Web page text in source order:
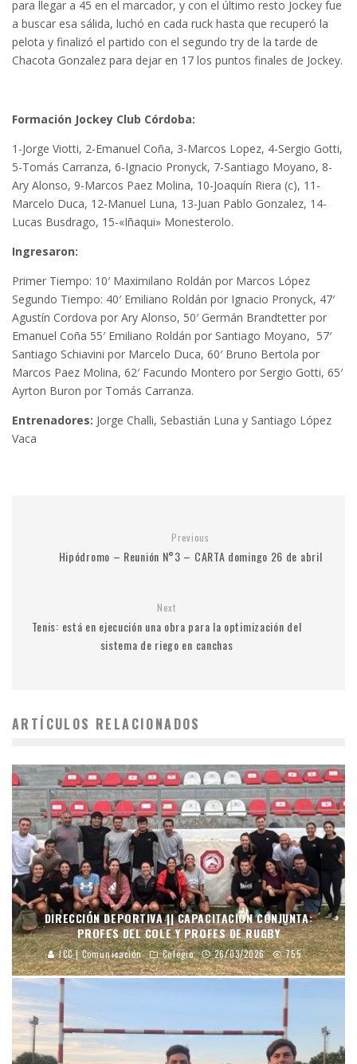
para llegar a 45 en el marcador, y con el último resto Jockey fue
a buscar esa sálida, luchó en cada ruck hasta que recuperó la
pelota y finalizó el partido con el segundo try de la tarde de
Chacota Gonzalez para dejar en 17 los puntos finales de Jockey.
Formación Jockey Club Córdoba:
1-Jorge Viotti, 2-Emanuel Coña, 3-Marcos Lopez, 4-Sergio Gotti,
5-Tomás Carranza, 6-Ignacio Pronyck, 7-Santiago Moyano, 8-
Ary Alonso, 9-Marcos Paez Molina, 10-Joaquín Riera (c), 11-
Marcelo Duca, 12-Manuel Luna, 13-Juan Pablo Gonzalez, 14-
Lucas Busdrago, 15-«Iñaqui» Monesterolo.
Ingresaron:
Primer Tiempo: 10′ Maximilano Roldán por Marcos López
Segundo Tiempo: 40′ Emiliano Roldán por Ignacio Pronyck, 47′
Agustín Cordova por Ary Alonso, 50′ Germán Brandtetter por
Emanuel Coña 55′ Emiliano Roldán por Santiago Moyano, 57′
Santiago Schiavini por Marcelo Duca, 60′ Bruno Bertola por
Marcos Paez Molina, 62′ Facundo Montero por Sergio Gotti, 65′
Ayrton Buron por Tomás Carranza.
Entrenadores: Jorge Challi, Sebastián Luna y Santiago López
Vaca
Previous
Hipódromo – Reunión N°3 – CARTA domingo 26 de abril
Next
Tenis: está en ejecución una obra para la optimización del
sistema de riego en canchas
ARTÍCULOS RELACIONADOS
DIRECCIÓN DEPORTIVA || CAPACITACIÓN CONJUNTA:
PROFES DEL COLE Y PROFES DE RUGBY
JCC | Comunicación Colegio 26/03/2026 755